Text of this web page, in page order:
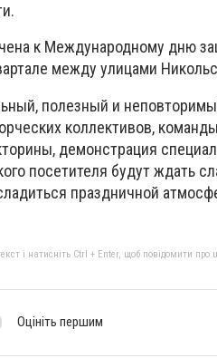
к Международному дню
между улицами
полезный и
коллективов,
демонстрация
посетителя будут ждать
праздничной
і натисніть Ctrl + Enter, щоб повідомити про
Оцініть першим